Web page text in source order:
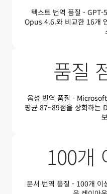
텍스트 번역 품질 -
Opus 4.6.와 비교한 16개
품질
음성 번역 품질 -
평균 87~89점을 상회하는
100개
문서 번역 품질 - 100개 이